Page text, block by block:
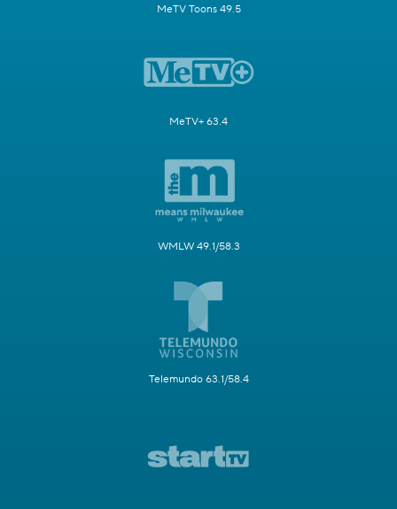
MeTV Toons 49.5
MeTV+ 63.4
WMLW 49.1/58.3
Telemundo 63.1/58.4